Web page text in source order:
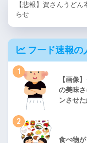
【悲報】資さんうど
らせ
フード速報の
1
【画像
の美味
ンさせ
2
食べ物